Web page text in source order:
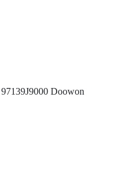
Doowon